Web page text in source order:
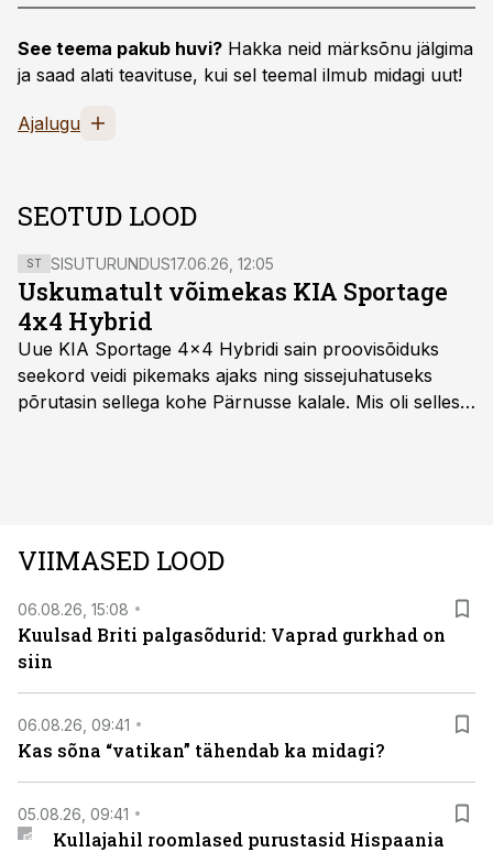
See teema pakub huvi? Hakka neid märksõnu jälgima
ja saad alati teavituse, kui sel teemal ilmub midagi uut!
Ajalugu
SEOTUD LOOD
ST SISUTURUNDUS17.06.26, 12:05
Uskumatult võimekas KIA Sportage
4x4 Hybrid
Uue KIA Sportage 4x4 Hybridi sain proovisõiduks
seekord veidi pikemaks ajaks ning sissejuhatuseks
põrutasin sellega kohe Pärnusse kalale. Mis oli selles
VIIMASED LOOD
06.08.26, 15:08
Kuulsad Briti palgasõdurid: Vaprad gurkhad on
siin
06.08.26, 09:41
Kas sõna “vatikan” tähendab ka midagi?
05.08.26, 09:41
Kullajahil roomlased purustasid Hispaania